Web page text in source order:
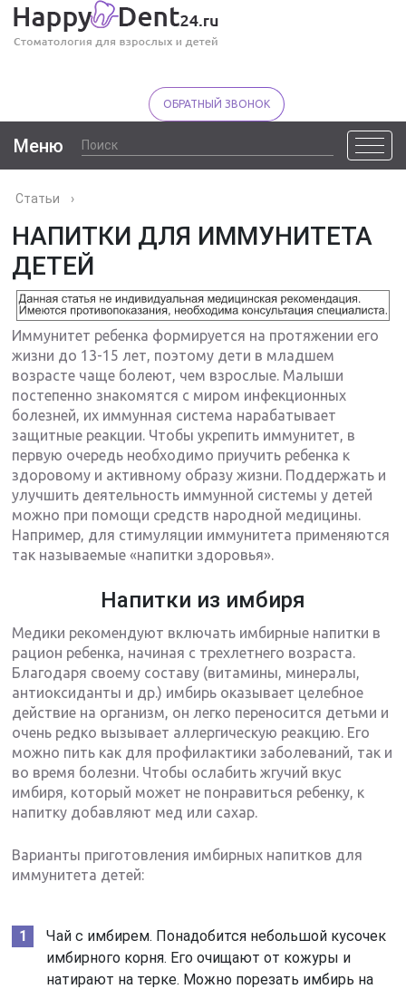
ОБРАТНЫЙ ЗВОНОК
Меню
Статьи ›
НАПИТКИ ДЛЯ ИММУНИТЕТА
ДЕТЕЙ
Иммунитет ребенка формируется на протяжении его
жизни до 13-15 лет, поэтому дети в младшем
возрасте чаще болеют, чем взрослые. Малыши
постепенно знакомятся с миром инфекционных
болезней, их иммунная система нарабатывает
защитные реакции. Чтобы укрепить иммунитет, в
первую очередь необходимо приучить ребенка к
здоровому и активному образу жизни. Поддержать и
улучшить деятельность иммунной системы у детей
можно при помощи средств народной медицины.
Например, для стимуляции иммунитета применяются
так называемые «напитки здоровья».
Напитки из имбиря
Медики рекомендуют включать имбирные напитки в
рацион ребенка, начиная с трехлетнего возраста.
Благодаря своему составу (витамины, минералы,
антиоксиданты и др.) имбирь оказывает целебное
действие на организм, он легко переносится детьми и
очень редко вызывает аллергическую реакцию. Его
можно пить как для профилактики заболеваний, так и
во время болезни. Чтобы ослабить жгучий вкус
имбиря, который может не понравиться ребенку, к
напитку добавляют мед или сахар.
Варианты приготовления имбирных напитков для
иммунитета детей:
Чай с имбирем. Понадобится небольшой кусочек
имбирного корня. Его очищают от кожуры и
натирают на терке. Можно порезать имбирь на